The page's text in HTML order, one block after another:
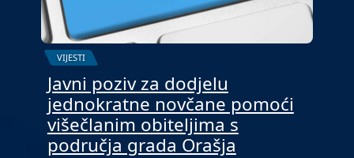
VIJESTI
Javni poziv za dodjelu
jednokratne novčane pomoći
višečlanim obiteljima s
područja grada Orašja